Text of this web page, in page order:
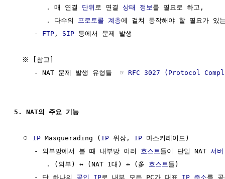
        . 매 연결
단위 로 연결 상태 정보 를 필요로 하고,
        . 다수의
프로토콜 계층에 걸쳐 동작해야 할 필요가 있
     -
FTP , SIP 등에서 문제 발생
  ※ [참고]
     - NAT 문제 발생 유형들  ☞
RFC 3027 (Protocol
5. NAT의 주요 기능
  ㅇ
IP Masquerading ( IP 위장, IP 마스커레이드)
     - 외부망에서 볼 때 내부망 여러
호스트 들이 단일 NAT 서버
        . (외부) ↔ (NAT 1대) ↔ (多
호스트 들)
     - 단 하나의
공인 IP로 내부 모든 PC가 대표 IP 주소를